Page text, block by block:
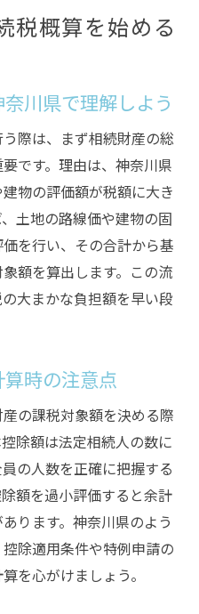
策が有効かを押さえる
計算手順を解説
算ルールを正しく知る
日のポイントを確認
必要な手続きを整理
準備を始めるべきか
つけたい期限の落とし
るための実践的な手順
い申告期限の流れ
まかな流れを解説
とやるべきこと整理
の実務的なポイント
してスムーズに理解
方法も詳しく紹介
うか納付方法を確認
気をつけたい注意点
びと納付の流れ
税概算を始める
川県で理解しよう
際は、まず相続財産の総
です。理由は、神奈川県
物の評価額が税額に大き
土地の路線価や建物の固
を行い、その合計から基
額を算出します。この流
大まかな負担額を早い段
時の注意点
の課税対象額を決める際
除額は法定相続人の数に
の人数を正確に把握する
額を過小評価すると余計
ります。神奈川県のよう
除適用条件や特例申請の
を心がけましょう。